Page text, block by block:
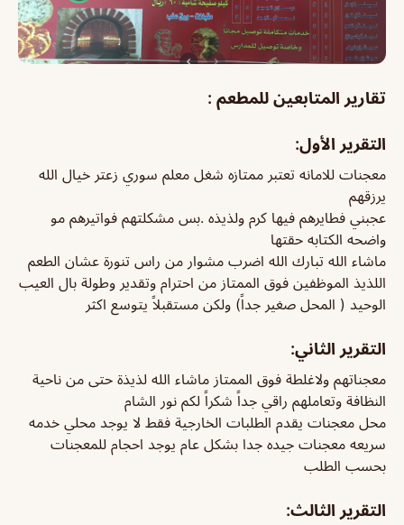
تقارير المتابعين للمطعم :
التقرير الأول:
معجنات للامانه تعتبر ممتازه شغل معلم سوري زعتر خيال الله
يرزقهم
عجبني فطايرهم فيها كرم ولذيذه .بس مشكلتهم فواتيرهم مو
واضحه الكتابه حقتها
ماشاء الله تبارك الله اضرب مشوار من راس تنورة عشان الطعم
اللذيذ الموظفين فوق الممتاز من احترام وتقدير وطولة بال العيب
الوحيد ( المحل صغير جداً) ولكن مستقبلاً يتوسع اكثر
التقرير الثاني:
معجناتهم ولاغلطة فوق الممتاز ماشاء الله لذيذة حتى من ناحية
النظافة وتعاملهم راقي جداً شكراً لكم نور الشام
محل معجنات يقدم الطلبات الخارجية فقط لا يوجد محلي خدمه
سريعه معجنات جيده جدا بشكل عام يوجد احجام للمعجنات
بحسب الطلب
التقرير الثالث: